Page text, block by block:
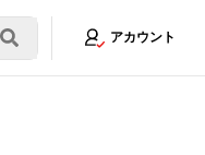
アカウント